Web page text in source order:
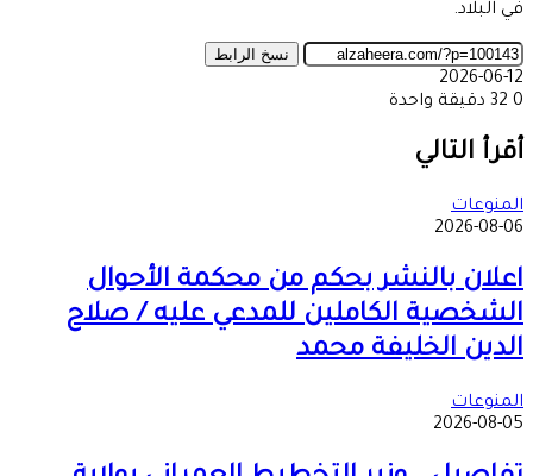
في البلاد.
نسخ الرابط
2026-06-12
0
دقيقة واحدة
عبر
البريد
أقرأ التالي
المنوعات
2026-08-06
اعلان بالنشر بحكم من محكمة الأحوال
الشخصية الكاملين للمدعي عليه / صلاح
الدين الخليفة محمد
المنوعات
2026-08-05